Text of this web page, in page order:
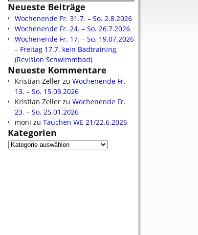
Neueste Beiträge
Wochenende Fr. 31.7. – So. 2.8.2026
Wochenende Fr. 24. – So. 26.7.2026
Wochenende Fr. 17. – So. 19.07.2026
– Freitag 17.7. kein Badtraining
(Revision Schwimmbad)
Neueste Kommentare
Kristian Zeller zu Wochenende Fr.
13. – So. 15.03.2026
Kristian Zeller zu Wochenende Fr.
23. – So. 25.01.2026
moni zu Tauchen WE 21/22.6.2025
Kategorien